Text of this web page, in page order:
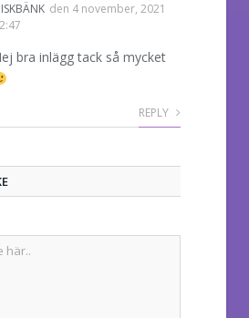
den 4 november, 2021
bra inlägg tack så mycket
REPLY